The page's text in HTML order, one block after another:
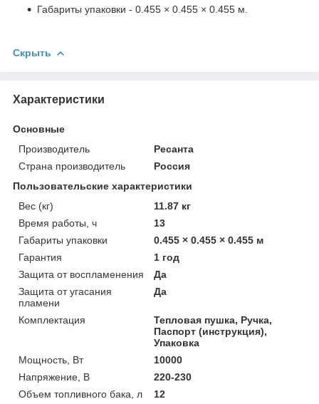
Габариты упаковки - 0.455 × 0.455 × 0.455 м.
Скрыть
Характеристики
Основные
Производитель
Ресанта
Страна производитель
Россия
Пользовательские характеристики
Вес (кг)
11.87 кг
Время работы, ч
13
Габариты упаковки
0.455 × 0.455 × 0.455 м
Гарантия
1 год
Защита от воспламенения
Да
Защита от угасания
пламени
Да
Комплектация
Тепловая пушка, Ручка,
Паспорт (инструкция),
Упаковка
Мощность, Вт
10000
Напряжение, В
220-230
Объем топливного бака, л
12